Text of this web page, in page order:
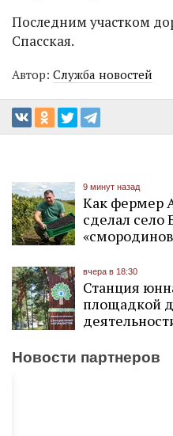
Последним участком
Спасская.
Автор: Служба новостей
9 минут назад
Как фермер
сделал село
вчера в 18:30
Станция
площадкой
Новости партнеров